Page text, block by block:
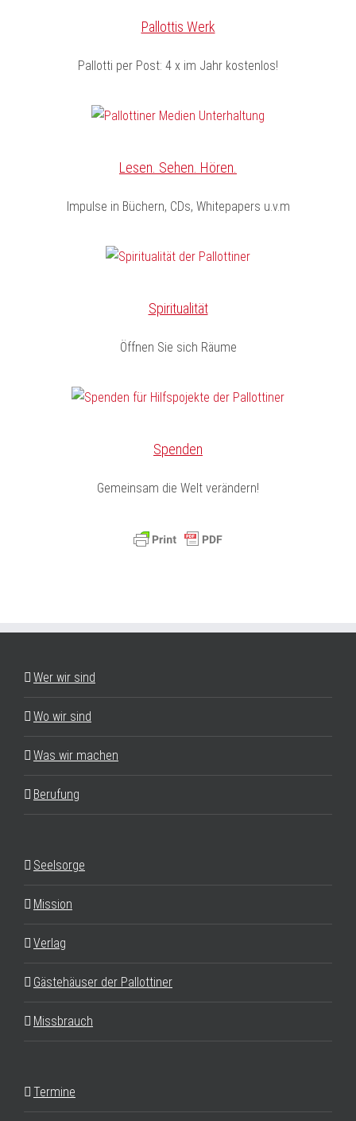
Pallottis Werk
Pallotti per Post: 4 x im Jahr kostenlos!
Lesen. Sehen. Hören.
Impulse in Büchern, CDs, Whitepapers u.v.m
Spiritualität
Öffnen Sie sich Räume
Spenden
Gemeinsam die Welt verändern!
Wer wir sind
Wo wir sind
Was wir machen
Berufung
Seelsorge
Mission
Verlag
Gästehäuser der Pallottiner
Missbrauch
Termine